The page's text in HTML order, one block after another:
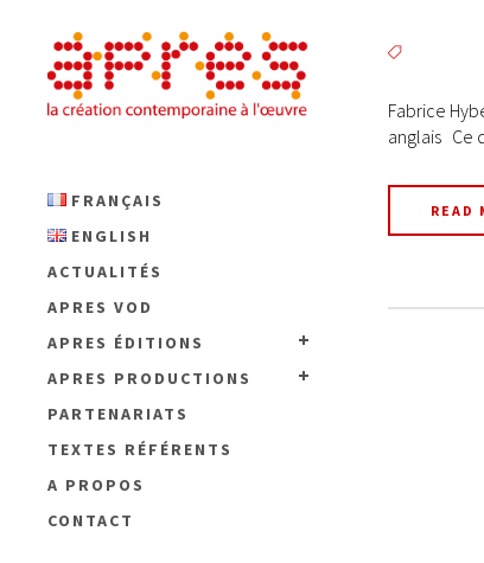
FRANÇAIS
ENGLISH
ACTUALITÉS
APRES VOD
APRES ÉDITIONS
APRES PRODUCTIONS
PARTENARIATS
TEXTES RÉFÉRENTS
A PROPOS
CONTACT
Fabrice
anglais Ce
READ